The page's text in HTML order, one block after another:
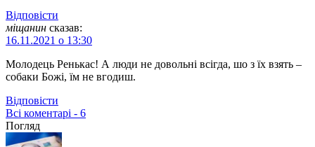
Відповіcти
міщанин сказав:
16.11.2021 о 13:30
Молодець Ренькас! А люди не довольні всігда, шо з їх взять –
собаки Божі, їм не вгодиш.
Відповіcти
Всі коментарі - 6
Погляд